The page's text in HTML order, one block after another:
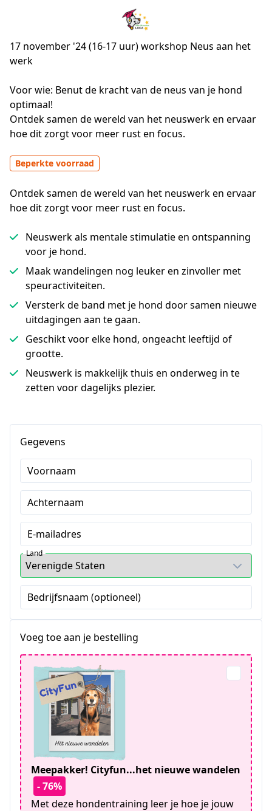
17 november '24 (16-17 uur) workshop Neus aan het
werk
Voor wie: Benut de kracht van de neus van je hond
optimaal!
Ontdek samen de wereld van het neuswerk en ervaar
hoe dit zorgt voor meer rust en focus.
Beperkte voorraad
Ontdek samen de wereld van het neuswerk en ervaar
hoe dit zorgt voor meer rust en focus.
Neuswerk als mentale stimulatie en ontspanning
voor je hond.
Maak wandelingen nog leuker en zinvoller met
speuractiviteiten.
Versterk de band met je hond door samen nieuwe
uitdagingen aan te gaan.
Geschikt voor elke hond, ongeacht leeftijd of
grootte.
Neuswerk is makkelijk thuis en onderweg in te
zetten voor dagelijks plezier.
Gegevens
Voornaam
Achternaam
E-mailadres
Land
Bedrijfsnaam (optioneel)
Voeg toe aan je bestelling
Meepakker! Cityfun...het nieuwe wandelen
- 76%
Met deze hondentraining leer je hoe je jouw